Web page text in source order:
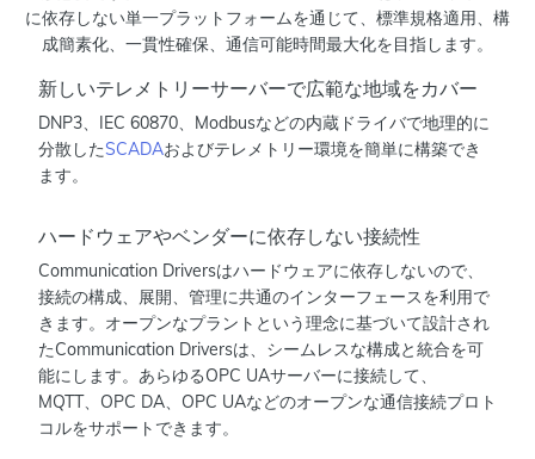
に依存しない単一プラットフォームを通じて、標準規格適用、構
成簡素化、一貫性確保、通信可能時間最大化を目指します。
新しいテレメトリーサーバーで広範な地域をカバー
DNP3、IEC 60870、Modbusなどの内蔵ドライバで地理的に
分散したSCADAおよびテレメトリー環境を簡単に構築でき
ます。
ハードウェアやベンダーに依存しない接続性
Communication Driversはハードウェアに依存しないので、
接続の構成、展開、管理に共通のインターフェースを利用で
きます。オープンなプラントという理念に基づいて設計され
たCommunication Driversは、シームレスな構成と統合を可
能にします。あらゆるOPC UAサーバーに接続して、
MQTT、OPC DA、OPC UAなどのオープンな通信接続プロト
コルをサポートできます。